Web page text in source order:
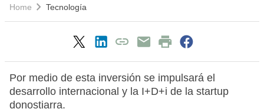
Home Tecnología
Por medio de esta inversión se impulsará el
desarrollo internacional y la I+D+i de la startup
donostiarra.